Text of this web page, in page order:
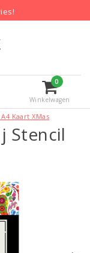
0
Winkelwagen
Kaart XMas
Stencil